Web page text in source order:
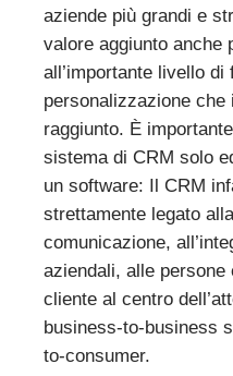
aziende più grandi e
valore aggiunto anche
all’importante livello
personalizzazione
raggiunto. È
sistema di CRM solo
un software: Il CRM
strettamente legato
comunicazione,
aziendali, alle
cliente al centro
business-to-business
to-consumer.